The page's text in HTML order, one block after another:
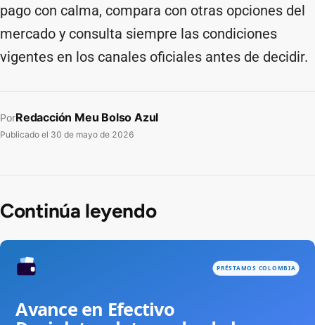
pago con calma, compara con otras opciones del
mercado y consulta siempre las condiciones
vigentes en los canales oficiales antes de decidir.
PorRedacción Meu Bolso Azul
Publicado el 30 de mayo de 2026
Continúa leyendo